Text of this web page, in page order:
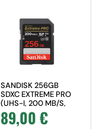
SANDISK 256GB
SDXC EXTREME PRO
(UHS-I, 200 MB/S,
(U3 & V30), CLASS
10)
89,00€